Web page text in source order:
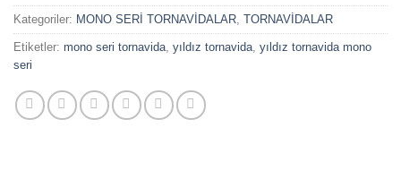
Kategoriler: MONO SERİ TORNAVİDALAR, TORNAVİDALAR
Etiketler: mono seri tornavida, yıldız tornavida, yıldız tornavida mono
seri